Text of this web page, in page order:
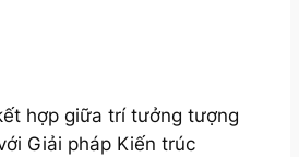
hợp giữa trí tưởng tượng
Giải pháp Kiến trúc